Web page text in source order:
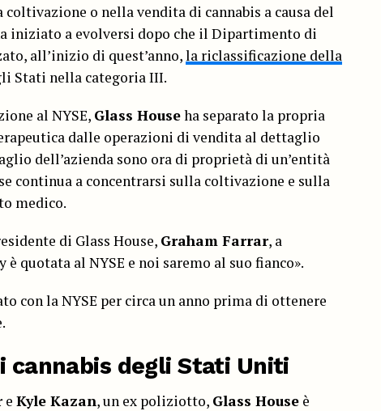
o nella vendita di cannabis a causa del
iniziato a evolversi dopo che il Dipartimento di
all’inizio di quest’anno,la riclassificazione della
Stati nella categoria III.
al NYSE, Glass Househa separato la propria
dalle operazioni di vendita al dettaglio
dell’azienda sono ora di proprietà di un’entità
continua a concentrarsi sulla coltivazione e sulla
medico.
di Glass House, Graham Farrar, a
quotata al NYSE e noi saremo al suo fianco».
con la NYSE per circa un anno prima di ottenere
cannabis degli Stati Uniti
e Kyle Kazan, un ex poliziotto, Glass House è